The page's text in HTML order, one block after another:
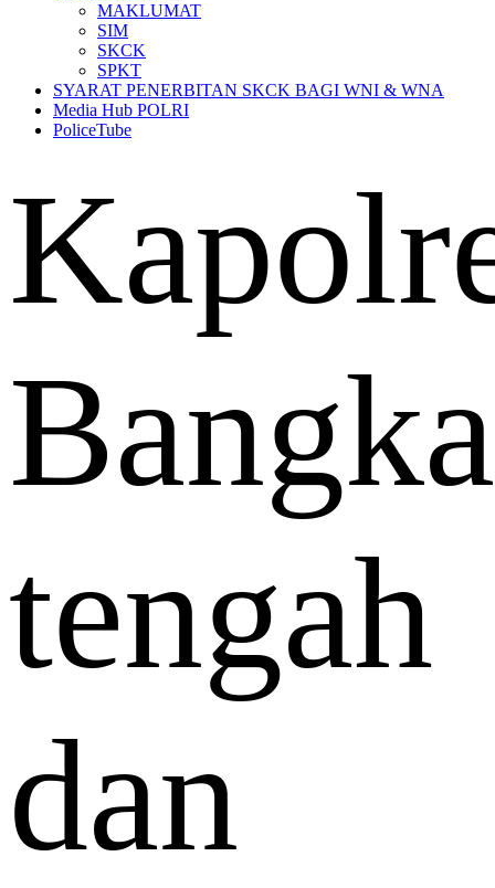
MAKLUMAT
SIM
SKCK
SPKT
SYARAT PENERBITAN SKCK BAGI WNI & WNA
Media Hub POLRI
PoliceTube
Bangka
tengah
dan